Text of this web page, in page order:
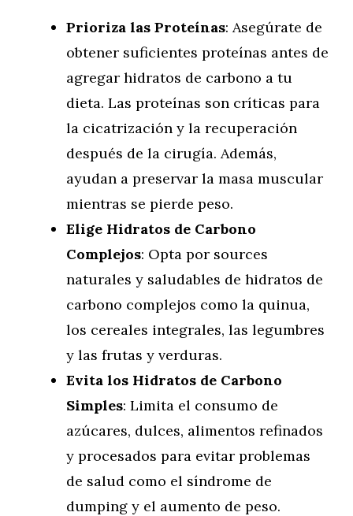
Prioriza las Proteínas: Asegúrate de
obtener suficientes proteínas antes de
agregar hidratos de carbono a tu
dieta. Las proteínas son críticas para
la cicatrización y la recuperación
después de la cirugía. Además,
ayudan a preservar la masa muscular
mientras se pierde peso.
Elige Hidratos de Carbono
Complejos: Opta por sources
naturales y saludables de hidratos de
carbono complejos como la quinua,
los cereales integrales, las legumbres
y las frutas y verduras.
Evita los Hidratos de Carbono
Simples: Limita el consumo de
azúcares, dulces, alimentos refinados
y procesados para evitar problemas
de salud como el síndrome de
dumping y el aumento de peso.